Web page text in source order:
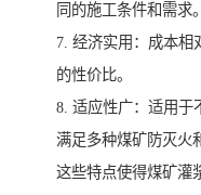
同的施工条件和需求。
7. 经济实用：成本相
的性价比。
8. 适应性广：适用于
满足多种煤矿防灭火
这些特点使得煤矿灌